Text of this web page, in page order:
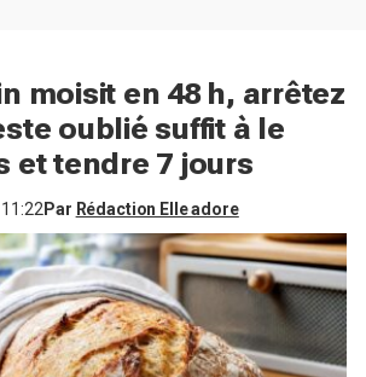
moisit en 48 h, arrêtez
oublié suffit à le
et tendre 7 jours
Par Rédaction Elle adore